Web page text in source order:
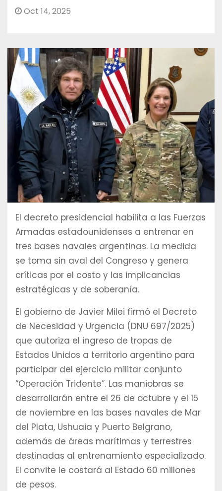
Oct 14, 2025
El decreto presidencial habilita a las Fuerzas
Armadas estadounidenses a entrenar en
tres bases navales argentinas. La medida
se toma sin aval del Congreso y genera
críticas por el costo y las implicancias
estratégicas y de soberanía.
El gobierno de Javier Milei firmó el Decreto
de Necesidad y Urgencia (DNU 697/2025)
que autoriza el ingreso de tropas de
Estados Unidos a territorio argentino para
participar del ejercicio militar conjunto
“Operación Tridente”. Las maniobras se
desarrollarán entre el 26 de octubre y el 15
de noviembre en las bases navales de Mar
del Plata, Ushuaia y Puerto Belgrano,
además de áreas marítimas y terrestres
destinadas al entrenamiento especializado.
El convite le costará al Estado 60 millones
de pesos.